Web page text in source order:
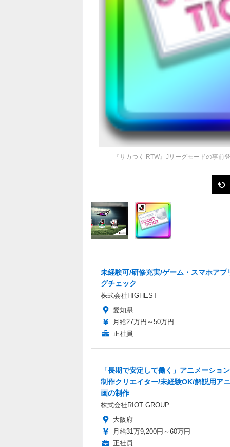
『サカつく RTW』Jリーグモードの事
未経験可/研修充実/ゲーム・スマホアプ
グチェック
株式会社HIGHEST
愛知県
月給27万円～50万円
正社員
「長期で安定して働く」アニメーショ
制作クリエイター/未経験OK/解説用ア
画の制作
株式会社RIOT GROUP
大阪府
月給31万9,200円～60万円
正社員